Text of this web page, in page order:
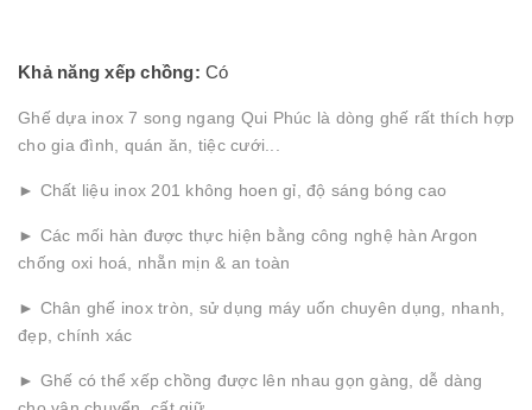
Khả năng xếp chồng: Có
Ghế dựa inox 7 song ngang Qui Phúc là dòng ghế rất thích hợp
cho gia đình, quán ăn, tiệc cưới...
► Chất liệu inox 201 không hoen gỉ, độ sáng bóng cao
► Các mối hàn được thực hiện bằng công nghệ hàn Argon
chống oxi hoá, nhẵn mịn & an toàn
► Chân ghế inox tròn, sử dụng máy uốn chuyên dụng, nhanh,
đẹp, chính xác
► Ghế có thể xếp chồng được lên nhau gọn gàng, dễ dàng